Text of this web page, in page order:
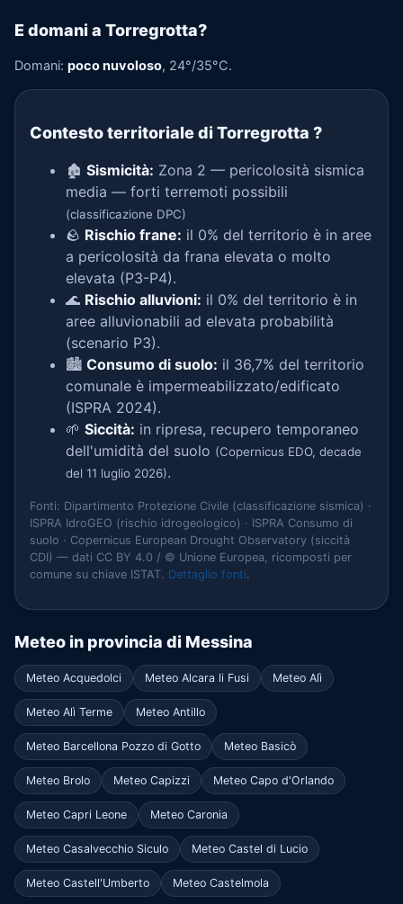
E domani a Torregrotta?
Domani: poco nuvoloso, 24°/35°C.
Contesto territoriale di Torregrotta ?
🏚️ Sismicità: Zona 2 — pericolosità sismica
media — forti terremoti possibili
(classificazione DPC)
🪨 Rischio frane: il 0% del territorio è in aree
a pericolosità da frana elevata o molto
elevata (P3-P4).
🌊 Rischio alluvioni: il 0% del territorio è in
aree alluvionabili ad elevata probabilità
(scenario P3).
🏙️ Consumo di suolo: il 36,7% del territorio
comunale è impermeabilizzato/edificato
(ISPRA 2024).
🌱 Siccità: in ripresa, recupero temporaneo
dell'umidità del suolo (Copernicus EDO, decade
del 11 luglio 2026).
Fonti: Dipartimento Protezione Civile (classificazione sismica) ·
ISPRA IdroGEO (rischio idrogeologico) · ISPRA Consumo di
suolo · Copernicus European Drought Observatory (siccità
CDI) — dati CC BY 4.0 / © Unione Europea, ricomposti per
comune su chiave ISTAT. Dettaglio fonti.
Meteo in provincia di Messina
Meteo Acquedolci Meteo Alcara li Fusi Meteo Alì
Meteo Alì Terme Meteo Antillo
Meteo Barcellona Pozzo di Gotto Meteo Basicò
Meteo Brolo Meteo Capizzi Meteo Capo d'Orlando
Meteo Capri Leone Meteo Caronia
Meteo Casalvecchio Siculo Meteo Castel di Lucio
Meteo Castell'Umberto Meteo Castelmola